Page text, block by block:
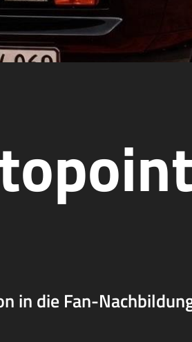
in die Fan-